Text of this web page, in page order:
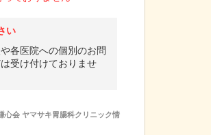
い
各医院への個別のお問
受け付けておりませ
心会 ヤマサキ胃腸科クリニック情